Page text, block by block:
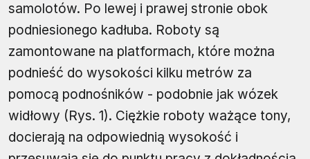
samolotów. Po lewej i prawej stronie obok
podniesionego kadłuba. Roboty są
zamontowane na platformach, które można
podnieść do wysokości kilku metrów za
pomocą podnośników - podobnie jak wózek
widłowy (Rys. 1). Ciężkie roboty ważące tony,
docierają na odpowiednią wysokość i